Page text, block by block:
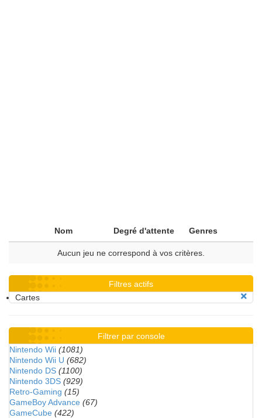
Nom Degré d'attente Genres
Aucun jeu ne correspond à vos critères.
Filtres actifs
Cartes
Filtrer par console
Nintendo Wii (1081)
Nintendo Wii U (682)
Nintendo DS (1100)
Nintendo 3DS (929)
Retro-Gaming (15)
GameBoy Advance (67)
GameCube (422)